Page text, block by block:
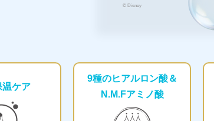
© Disney
温ケア
9種のヒアルロン酸＆
N.M.Fアミノ酸